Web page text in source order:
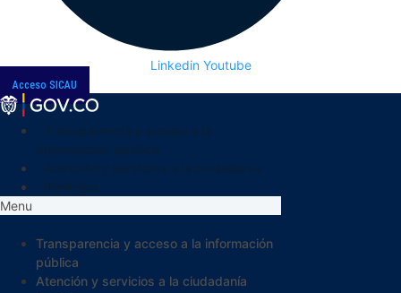
Linkedin Youtube
Acceso SICAU
Menu
Transparencia y acceso a la información
pública
Atención y servicios a la ciudadanía